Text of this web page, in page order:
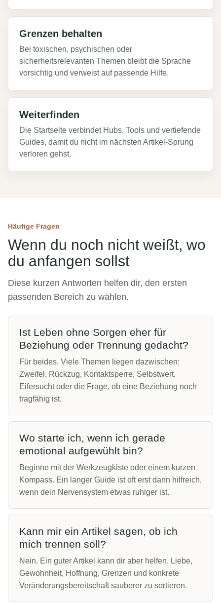
Grenzen behalten
Bei toxischen, psychischen oder
sicherheitsrelevanten Themen bleibt die Sprache
vorsichtig und verweist auf passende Hilfe.
Weiterfinden
Die Startseite verbindet Hubs, Tools und vertiefende
Guides, damit du nicht im nächsten Artikel-Sprung
verloren gehst.
Häufige Fragen
Wenn du noch nicht weißt, wo
du anfangen sollst
Diese kurzen Antworten helfen dir, den ersten
passenden Bereich zu wählen.
Ist Leben ohne Sorgen eher für
Beziehung oder Trennung gedacht?
Für beides. Viele Themen liegen dazwischen:
Zweifel, Rückzug, Kontaktsperre, Selbstwert,
Eifersucht oder die Frage, ob eine Beziehung noch
tragfähig ist.
Wo starte ich, wenn ich gerade
emotional aufgewühlt bin?
Beginne mit der Werkzeugkiste oder einem kurzen
Kompass. Ein langer Guide ist oft erst dann hilfreich,
wenn dein Nervensystem etwas ruhiger ist.
Kann mir ein Artikel sagen, ob ich
mich trennen soll?
Nein. Ein guter Artikel kann dir aber helfen, Liebe,
Gewohnheit, Hoffnung, Grenzen und konkrete
Veränderungsbereitschaft sauberer zu sortieren.